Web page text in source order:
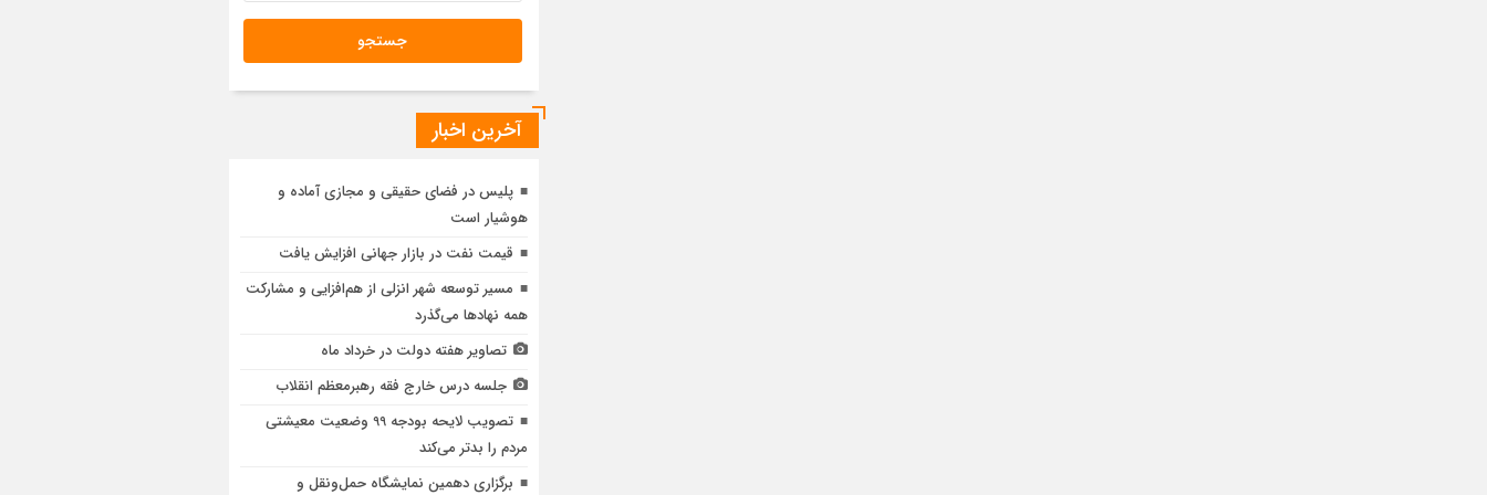
آخرین اخبار
پلیس در فضای حقیقی و مجازی آماده و
هوشیار است
قیمت نفت در بازار جهانی افزایش یافت
مسیر توسعه شهر انزلی از هم‌افزایی و مشاركت
همه نهادها می‌گذرد
تصاویر هفته دولت در خرداد ماه
جلسه درس خارج فقه رهبرمعظم انقلاب
تصویب لایحه بودجه 99 وضعیت معیشتی
مردم را بدتر می‌کند
برگزاری دهمین نمایشگاه حمل‌ونقل و